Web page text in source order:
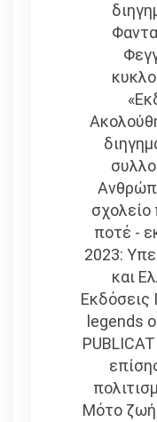
σχολείο
ποτέ -
2023:
και
Εκδόσεις
legends
Μότο